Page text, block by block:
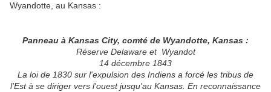
Wyandotte, au Kansas :
Panneau à Kansas City, comté de Wyandotte, Kansas :
Réserve Delaware et Wyandot
14 décembre 1843
La loi de 1830 sur l'expulsion des Indiens a forcé les tribus de
l'Est à se diriger vers l'ouest jusqu'au Kansas. En reconnaissance